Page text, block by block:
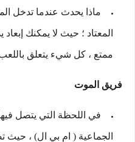
ماذا يحدث عندما تدخل
المعتاد ؛ حيث لا يمكنك
ممتع ، كل شيء يتعلق باللعب
فريق الموت
في اللحظة التي يتصل
الجماعية ( ام بي ال) ،